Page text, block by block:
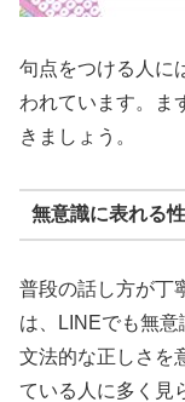
句点をつける人に
われています。ま
きましょう。
無意識に表れる
普段の話し方が丁
は、LINEでも無意
文法的な正しさを
ている人に多く見